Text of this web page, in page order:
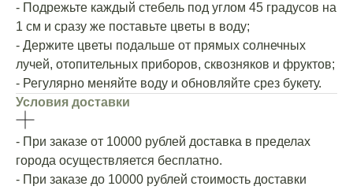
- Подрежьте каждый стебель под углом 45 градусов на
1 см и сразу же поставьте цветы в воду;
- Держите цветы подальше от прямых солнечных
лучей, отопительных приборов, сквозняков и фруктов;
- Регулярно меняйте воду и обновляйте срез букету.
Условия доставки
- При заказе от 10000 рублей доставка в пределах
города осуществляется бесплатно.
- При заказе до 10000 рублей стоимость доставки